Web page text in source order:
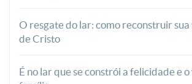
O resgate do lar: como reconstruir sua
de Cristo
É no lar que se constrói a felicidade e